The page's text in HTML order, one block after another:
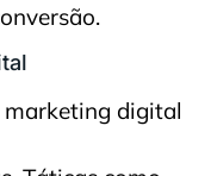
digital